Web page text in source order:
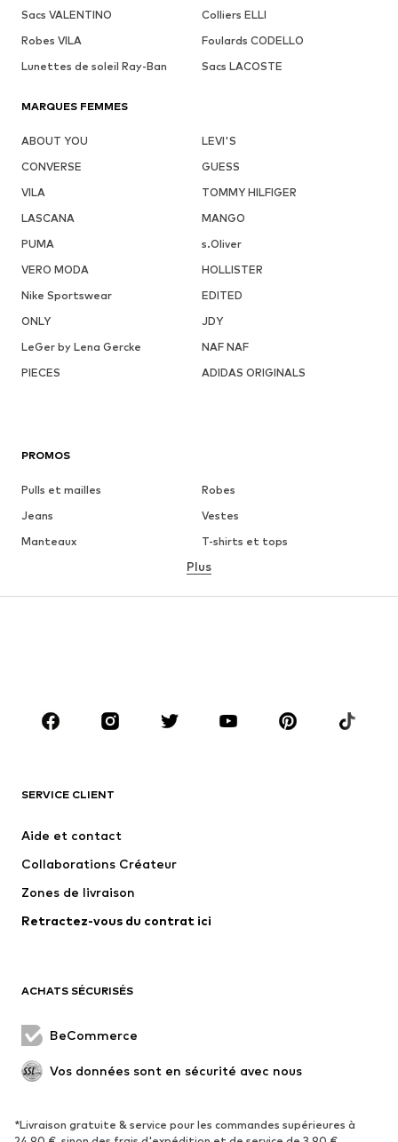
Sacs VALENTINO
Colliers ELLI
Robes VILA
Foulards CODELLO
Lunettes de soleil Ray-Ban
Sacs LACOSTE
MARQUES FEMMES
ABOUT YOU
LEVI'S
CONVERSE
GUESS
VILA
TOMMY HILFIGER
LASCANA
MANGO
PUMA
s.Oliver
VERO MODA
HOLLISTER
Nike Sportswear
EDITED
ONLY
JDY
LeGer by Lena Gercke
NAF NAF
PIECES
ADIDAS ORIGINALS
PROMOS
Pulls et mailles
Robes
Jeans
Vestes
Manteaux
T-shirts et tops
Lingerie
Jupes
Blouses et tuniques
Accessoires
Premium
Nouveautés
Lingerie
Manteaux
Jupes
Occasions spéciales
Nouveautés Tendance
Plus
SERVICE CLIENT
Aide et contact
Collaborations Créateur
Zones de livraison
Retractez-vous du contrat ici
ACHATS SÉCURISÉS
BeCommerce
Vos données sont en sécurité avec nous
*Livraison gratuite & service pour les commandes supérieures à